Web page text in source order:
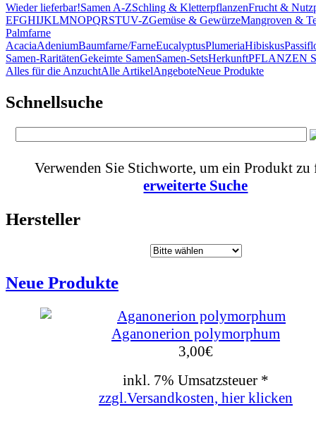
Wieder lieferbar!Samen A-ZSchling & KletterpflanzenFrucht &
EFGHIJKLMNOPQRSTUV-ZGemüse & GewürzeMangroven &
Palmfarne
AcaciaAdeniumBaumfarne/FarneEucalyptusPlumeriaHibiskus
Samen-RaritätenGekeimte SamenSamen-SetsHerkunftPFLANZEN
Alles für die AnzuchtAlle ArtikelAngeboteNeue Produkte
Schnellsuche
Verwenden Sie Stichworte, um ein Produkt zu
erweiterte Suche
Hersteller
Neue Produkte
Aganonerion polymorphum
3,00€
inkl. 7% Umsatzsteuer *
zzgl.Versandkosten, hier klicken